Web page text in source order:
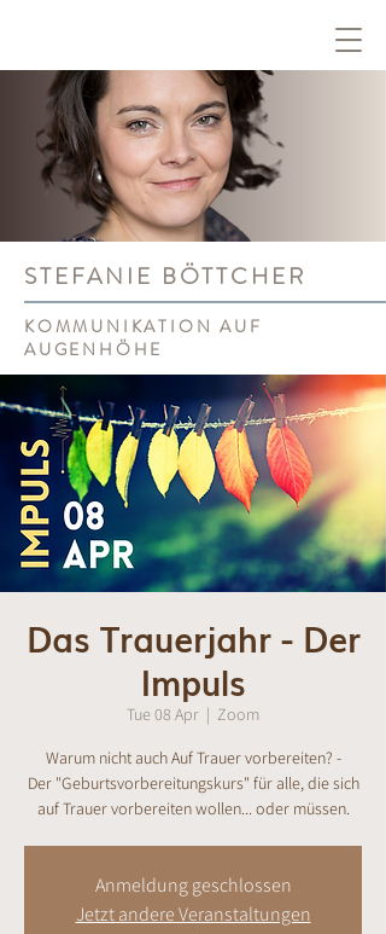
STEFANIE BÖTTCHER
KOMMUNIKATION AUF
AUGENHÖHE
Das Trauerjahr - Der
Impuls
Tue 08 Apr
  |
Zoom
Warum nicht auch Auf Trauer vorbereiten? -
Der "Geburtsvorbereitungskurs" für alle, die sich
auf Trauer vorbereiten wollen... oder müssen.
Anmeldung geschlossen
Jetzt andere Veranstaltungen